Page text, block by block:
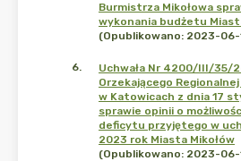
Burmistrza Mikołowa
wykonania budżetu
(Opublikowano: 2023-
6.
Uchwała Nr 4200/III/35/
Orzekającego
w Katowicach z dnia 17
sprawie opinii o
deficytu przyjętego w
2023 rok Miasta Mikołów
(Opublikowano: 2023-